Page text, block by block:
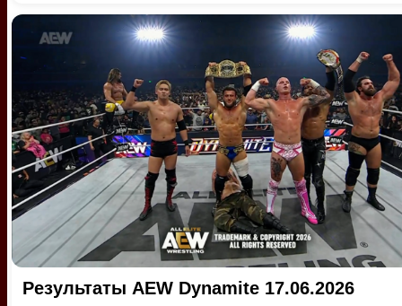
Результаты AEW Dynamite 17.06.2026